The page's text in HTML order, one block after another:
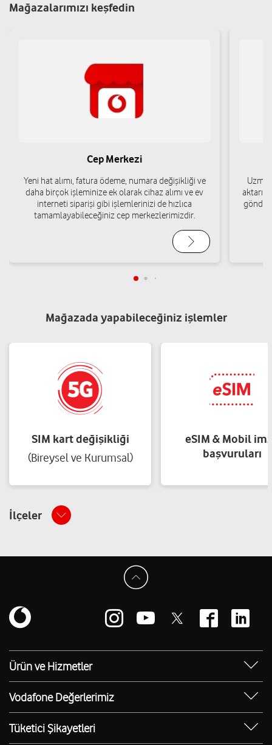
Mağazalarımızı keşfedin
Cep Merkezi
Yeni hat alımı, fatura ödeme, numara değişikliği ve
daha birçok işleminize ek olarak cihaz alımı ve ev
interneti siparişi gibi işlemlerinizi de hızlıca
tamamlayabileceğiniz cep merkezlerimizdir.
Mağazada yapabileceğiniz işlemler
SIM kart değişikliği
(Bireysel ve Kurumsal)
eSIM & Mobil
başvuruları
İlçeler
Ürün ve Hizmetler
Yanımda Uygulaması
Vodafone 4.5G
Ürünler
Toptan
Vodafone Değerlerimiz
Sosyal Destek
Erişilebilir Mağazalar
Tüketici Şikayetleri
Şikayet Talebi Oluşturma/Takibi